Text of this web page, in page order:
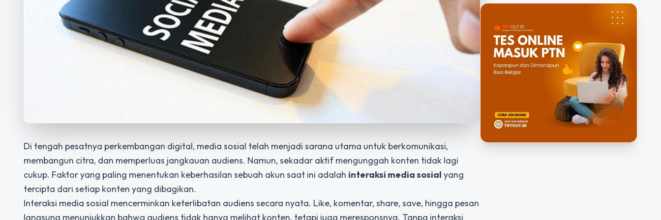
Di tengah pesatnya perkembangan digital, media sosial telah menjadi sarana utama untuk berkomunikasi,
membangun citra, dan memperluas jangkauan audiens. Namun, sekadar aktif mengunggah konten tidak lagi
cukup. Faktor yang paling menentukan keberhasilan sebuah akun saat ini adalah interaksi media sosial yang
tercipta dari setiap konten yang dibagikan.
Interaksi media sosial mencerminkan keterlibatan audiens secara nyata. Like, komentar, share, save, hingga pesan
langsung menunjukkan bahwa audiens tidak hanya melihat konten, tetapi juga meresponsnya. Tanpa interaksi